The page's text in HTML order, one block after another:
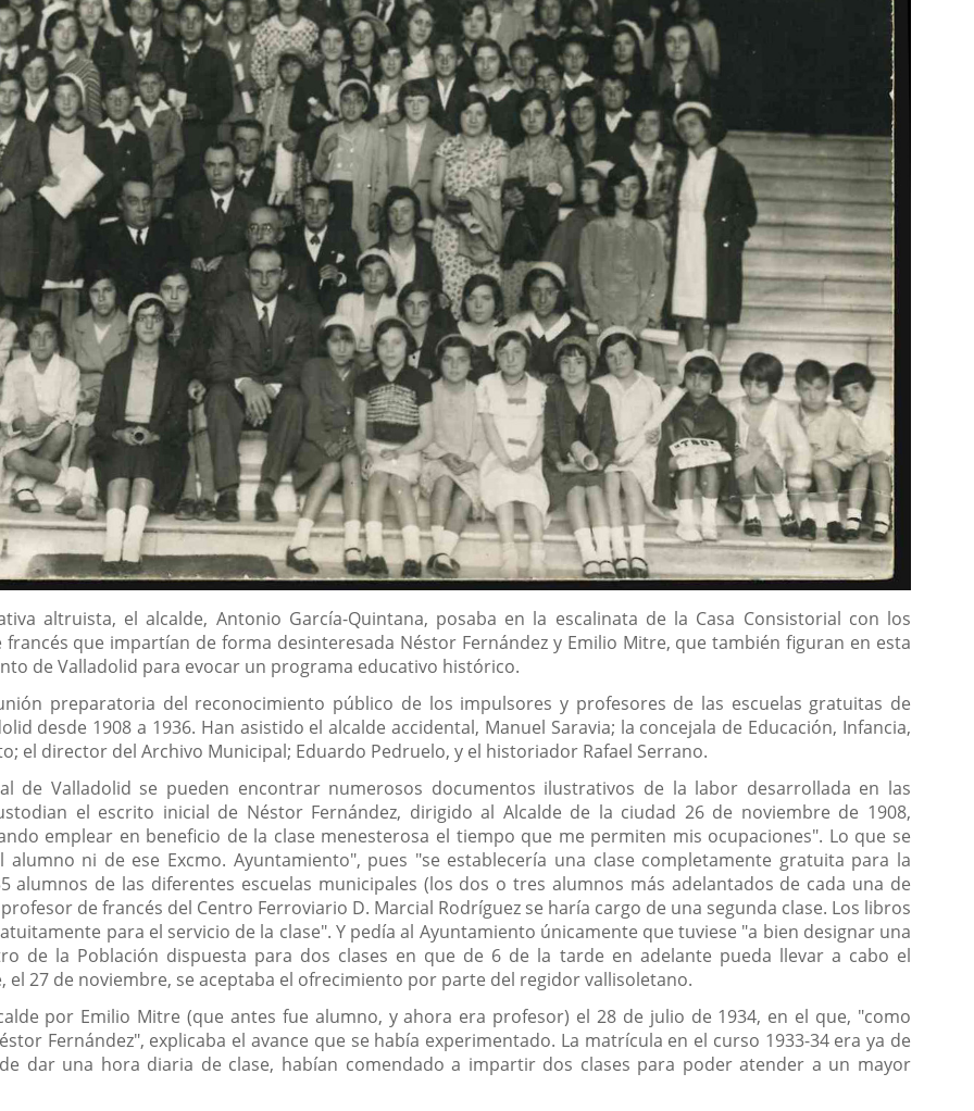
altruista, el alcalde, Antonio García-Quintana, posaba en la escalinata de la Casa Consistorial con los
que impartían de forma desinteresada Néstor Fernández y Emilio Mitre, que también figuran en esta
de Valladolid para evocar un programa educativo histórico.
preparatoria del reconocimiento público de los impulsores y profesores de las escuelas gratuitas de
desde 1908 a 1936. Han asistido el alcalde accidental, Manuel Saravia; la concejala de Educación, Infancia,
el director del Archivo Municipal; Eduardo Pedruelo, y el historiador Rafael Serrano.
de Valladolid se pueden encontrar numerosos documentos ilustrativos de la labor desarrollada en las
el escrito inicial de Néstor Fernández, dirigido al Alcalde de la ciudad 26 de noviembre de 1908,
emplear en beneficio de la clase menesterosa el tiempo que me permiten mis ocupaciones". Lo que se
ni de ese Excmo. Ayuntamiento", pues "se establecería una clase completamente gratuita para la
alumnos de las diferentes escuelas municipales (los dos o tres alumnos más adelantados de cada una de
de francés del Centro Ferroviario D. Marcial Rodríguez se haría cargo de una segunda clase. Los libros
para el servicio de la clase". Y pedía al Ayuntamiento únicamente que tuviese "a bien designar una
de la Población dispuesta para dos clases en que de 6 de la tarde en adelante pueda llevar a cabo el
el 27 de noviembre, se aceptaba el ofrecimiento por parte del regidor vallisoletano.
por Emilio Mitre (que antes fue alumno, y ahora era profesor) el 28 de julio de 1934, en el que, "como
Fernández", explicaba el avance que se había experimentado. La matrícula en el curso 1933-34 era ya de
dar una hora diaria de clase, habían comendado a impartir dos clases para poder atender a un mayor